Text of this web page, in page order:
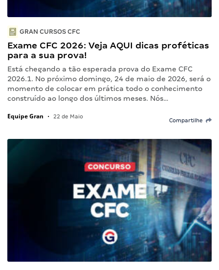
GRAN CURSOS CFC
Exame CFC 2026: Veja AQUI dicas proféticas
para a sua prova!
Está chegando a tão esperada prova do Exame CFC
2026.1. No próximo domingo, 24 de maio de 2026, será o
momento de colocar em prática todo o conhecimento
construído ao longo dos últimos meses. Nós…
Equipe Gran • 22 de Maio
Compartilhe